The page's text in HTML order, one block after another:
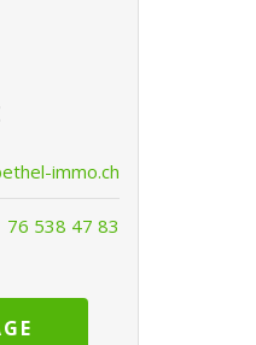
immo.ch
76 538 47 83